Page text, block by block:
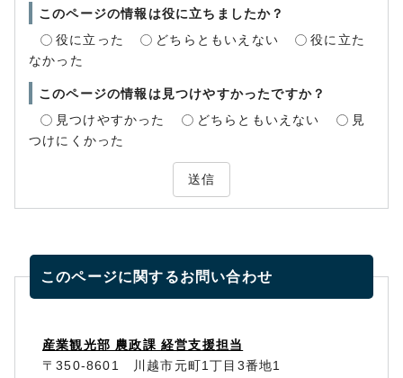
このページの情報は役に立ちましたか？
役に立った
どちらともいえない
役に立た
なかった
このページの情報は見つけやすかったですか？
見つけやすかった
どちらともいえない
見
つけにくかった
送信
このページに関するお問い合わせ
産業観光部 農政課 経営支援担当
〒350-8601 川越市元町1丁目3番地1